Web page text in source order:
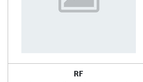
RF